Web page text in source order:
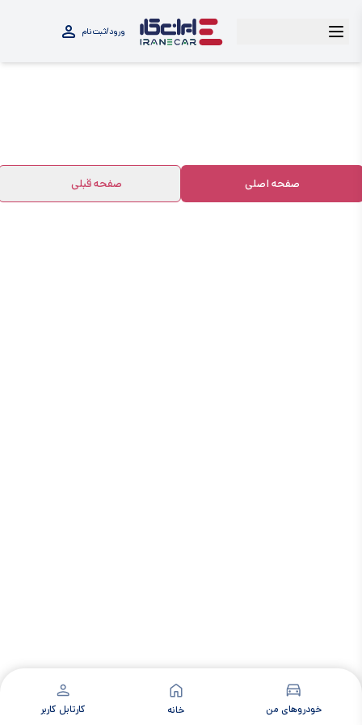
ورود/ثبت‌نام
صفحه اصلی صفحه قبلی
خودروهای من خانه کارتابل کاربر